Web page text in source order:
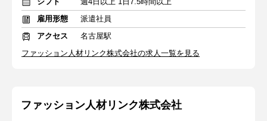
雇用形態
派遣社員
アクセス
名古屋駅
ファッション人材リンク株式会社の求人一覧を見る
ファッション人材リンク株式会社